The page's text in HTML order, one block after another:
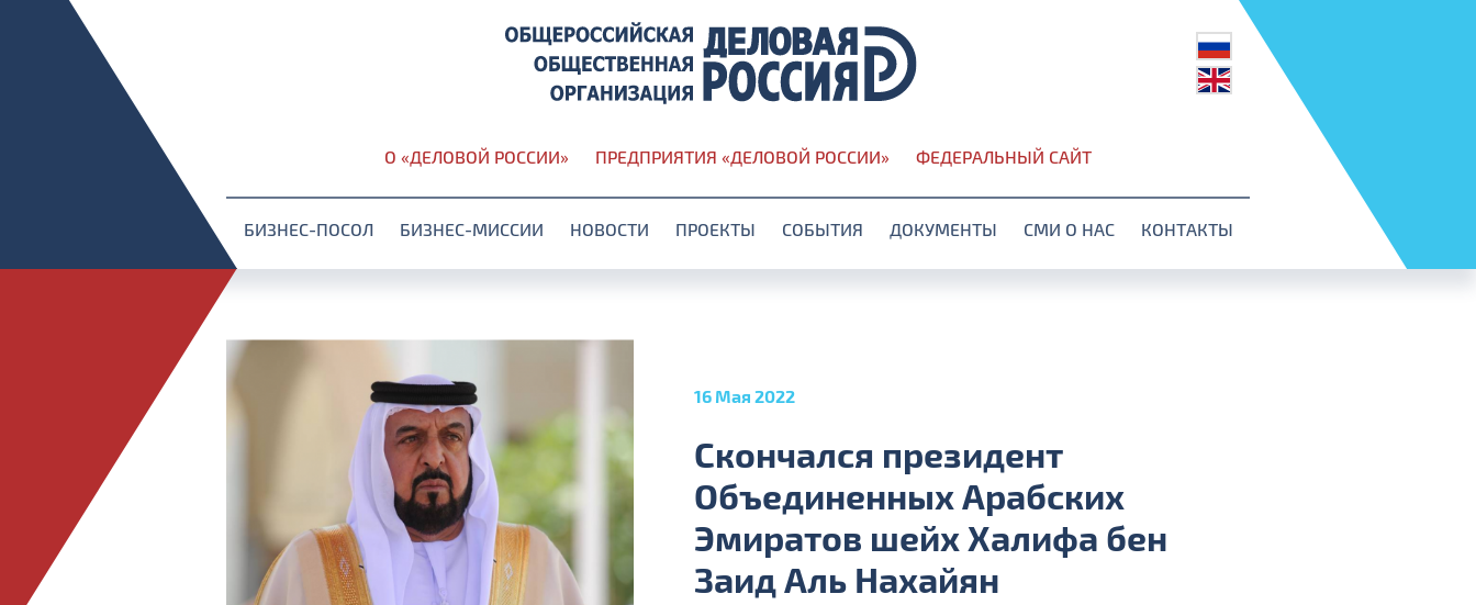
О «ДЕЛОВОЙ РОССИИ» ПРЕДПРИЯТИЯ «ДЕЛОВОЙ РОССИИ» ФЕДЕРАЛЬНЫЙ САЙТ
БИЗНЕС-ПОСОЛ БИЗНЕС-МИССИИ НОВОСТИ ПРОЕКТЫ СОБЫТИЯ ДОКУМЕНТЫ СМИ О НАС КОНТАКТЫ
16 Мая 2022
Скончался президент
Объединенных Арабских
Эмиратов шейх Халифа бен
Заид Аль Нахайян